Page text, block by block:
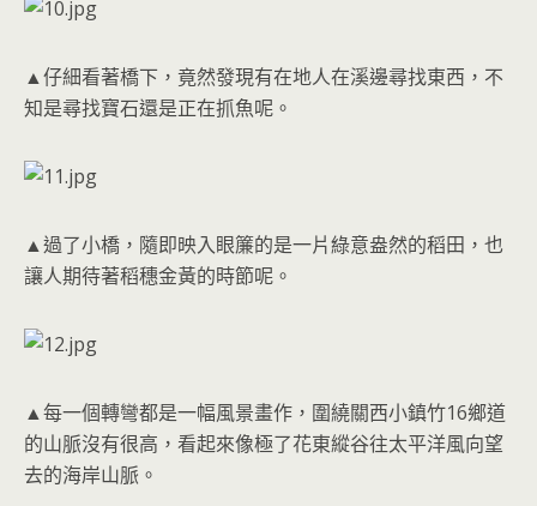
▲仔細看著橋下，竟然發現有在地人在溪邊尋找東西，不
知是尋找寶石還是正在抓魚呢。
▲過了小橋，隨即映入眼簾的是一片綠意盎然的稻田，也
讓人期待著稻穗金黃的時節呢。
▲每一個轉彎都是一幅風景畫作，圍繞關西小鎮竹16鄉道
的山脈沒有很高，看起來像極了花東縱谷往太平洋風向望
去的海岸山脈。